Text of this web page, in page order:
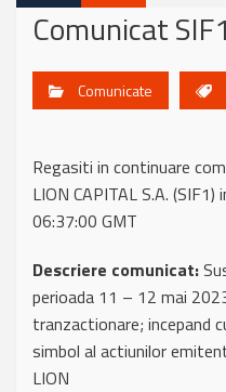
Comunicat
Comunicate
Regasiti in continuare
LION CAPITAL S.A.
06:37:00 GMT
Descriere comunicat:
perioada 11 – 12 mai
tranzactionare; incepand
simbol al actiunilor
LION